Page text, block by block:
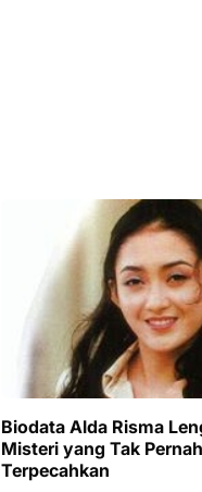
Biodata Alda Risma
Misteri yang Tak Pernah
Terpecahkan